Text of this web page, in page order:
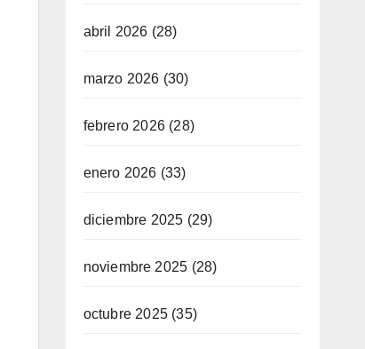
abril 2026 (28)
marzo 2026 (30)
febrero 2026(28)
enero 2026 (33)
diciembre 2025 (29)
noviembre 2025 (28)
octubre 2025(35)